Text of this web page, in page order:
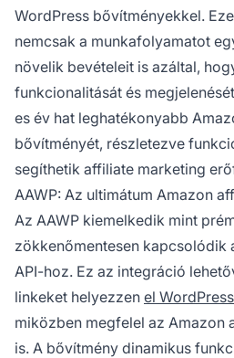
WordPress bővítményekkel.
nemcsak a munkafolyamatot
növelik bevételeit is azáltal,
funkcionalitását és
es év hat leghatékonyabb
bővítményét, részletezve
segíthetik affiliate marketing
AAWP: Az ultimátum Amazon
Az AAWP kiemelkedik mint
zökkenőmentesen kapcsolódik
API-hoz. Ez az integráció
linkeket helyezzen el WordPress
miközben megfelel az Amazon
is. A bővítmény dinamikus